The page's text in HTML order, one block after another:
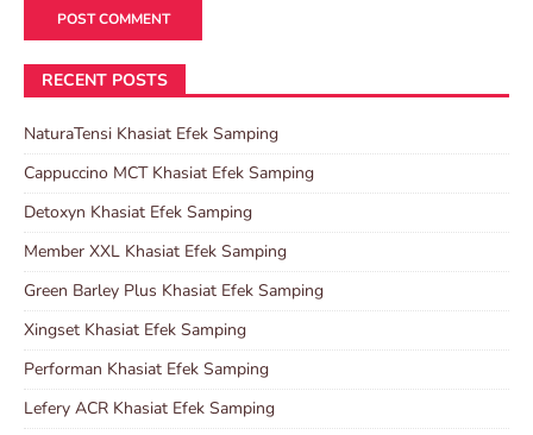
RECENT POSTS
NaturaTensi Khasiat Efek Samping
Cappuccino MCT Khasiat Efek Samping
Detoxyn Khasiat Efek Samping
Member XXL Khasiat Efek Samping
Green Barley Plus Khasiat Efek Samping
Xingset Khasiat Efek Samping
Performan Khasiat Efek Samping
Lefery ACR Khasiat Efek Samping